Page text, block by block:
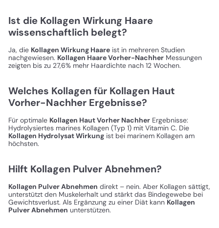
Ist die Kollagen Wirkung Haare
wissenschaftlich belegt?
Ja, die Kollagen Wirkung Haare ist in mehreren Studien
nachgewiesen. Kollagen Haare Vorher-Nachher Messungen
zeigten bis zu 27,6% mehr Haardichte nach 12 Wochen.
Welches Kollagen für Kollagen Haut
Vorher-Nachher Ergebnisse?
Für optimale Kollagen Haut Vorher Nachher Ergebnisse:
Hydrolysiertes marines Kollagen (Typ 1) mit Vitamin C. Die
Kollagen Hydrolysat Wirkung ist bei marinem Kollagen am
höchsten.
Hilft Kollagen Pulver Abnehmen?
Kollagen Pulver Abnehmen direkt – nein. Aber Kollagen sättigt,
unterstützt den Muskelerhalt und stärkt das Bindegewebe bei
Gewichtsverlust. Als Ergänzung zu einer Diät kann Kollagen
Pulver Abnehmen unterstützen.